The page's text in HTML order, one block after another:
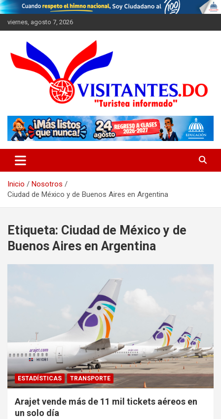
Saltar
al
contenido
viernes, agosto 7, 2026
Visitantes
Inicio
Nosotros
Ciudad de México y de Buenos Aires en Argentina
Etiqueta: Ciudad de México y de
Buenos Aires en Argentina
ESTADÍSTICAS TRANSPORTE
Arajet vende más de 11 mil tickets aéreos en
un solo día